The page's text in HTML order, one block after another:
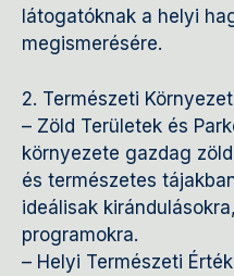
látogatóknak a helyi
megismerésére.
2. Természeti Környezet
– Zöld Területek és
környezete gazdag
és természetes
ideálisak
programokra.
– Helyi Természeti